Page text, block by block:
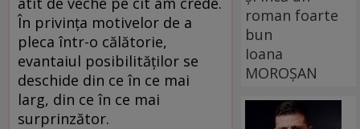
În privinţa motivelor de a
pleca într-o călătorie,
evantaiul posibilităţilor se
deschide din ce în ce mai
larg, din ce în ce mai
surprinzător.
roman foarte
bun
Ioana
MOROȘAN